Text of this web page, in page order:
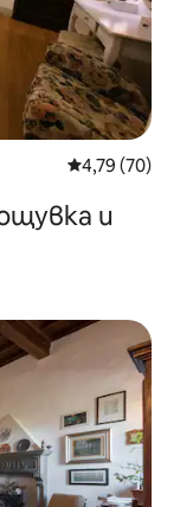
Средна
4,79 (70)
и